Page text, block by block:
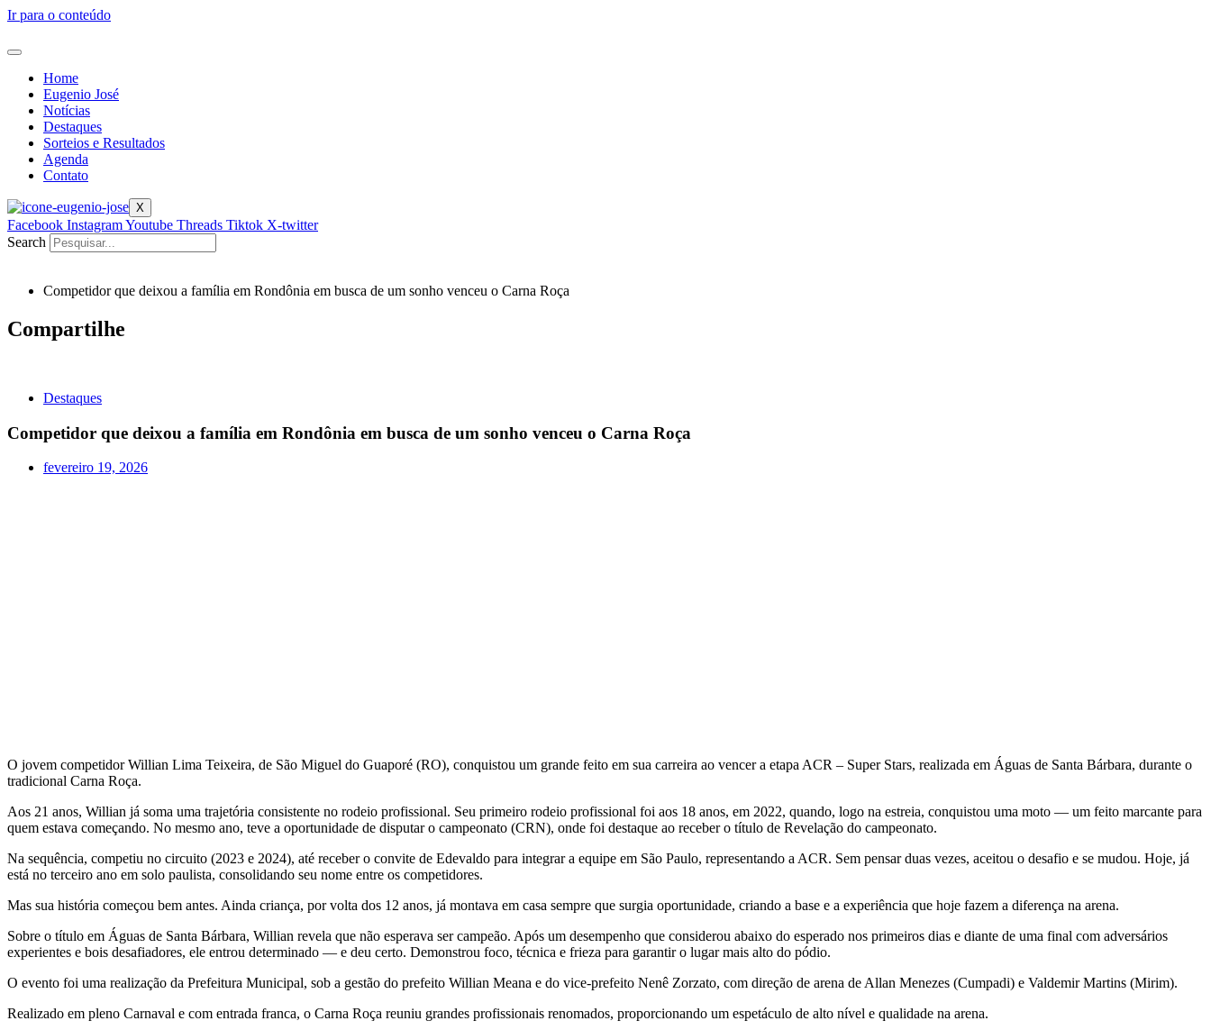
Ir para o conteúdo
Home
Eugenio José
Notícias
Destaques
Sorteios e Resultados
Agenda
Contato
X
Facebook InstagramYoutube Threads Tiktok X-twitter
Search
Competidor que deixou a família em Rondônia em busca de um sonho venceu o Carna Roça
Compartilhe
Destaques
Competidor que deixou a família em Rondônia em busca de um sonho venceu o Carna Roça
fevereiro 19, 2026
O jovem competidor Willian Lima Teixeira, de São Miguel do Guaporé (RO), conquistou um grande feito em sua carreira ao vencer a etapa ACR – Super Stars, realizada em Águas de Santa Bárbara, durante o
tradicional Carna Roça.
Aos 21 anos, Willian já soma uma trajetória consistente no rodeio profissional. Seu primeiro rodeio profissional foi aos 18 anos, em 2022, quando, logo na estreia, conquistou uma moto — um feito marcante para
quem estava começando. No mesmo ano, teve a oportunidade de disputar o campeonato (CRN), onde foi destaque ao receber o título de Revelação do campeonato.
Na sequência, competiu no circuito (2023 e 2024), até receber o convite de Edevaldo para integrar a equipe em São Paulo, representando a ACR. Sem pensar duas vezes, aceitou o desafio e se mudou. Hoje, já
está no terceiro ano em solo paulista, consolidando seu nome entre os competidores.
Mas sua história começou bem antes. Ainda criança, por volta dos 12 anos, já montava em casa sempre que surgia oportunidade, criando a base e a experiência que hoje fazem a diferença na arena.
Sobre o título em Águas de Santa Bárbara, Willian revela que não esperava ser campeão. Após um desempenho que considerou abaixo do esperado nos primeiros dias e diante de uma final com adversários
experientes e bois desafiadores, ele entrou determinado — e deu certo. Demonstrou foco, técnica e frieza para garantir o lugar mais alto do pódio.
O evento foi uma realização da Prefeitura Municipal, sob a gestão do prefeito Willian Meana e do vice-prefeito Nenê Zorzato, com direção de arena de Allan Menezes (Cumpadi) e Valdemir Martins (Mirim).
Realizado em pleno Carnaval e com entrada franca, o Carna Roça reuniu grandes profissionais renomados, proporcionando um espetáculo de alto nível e qualidade na arena.